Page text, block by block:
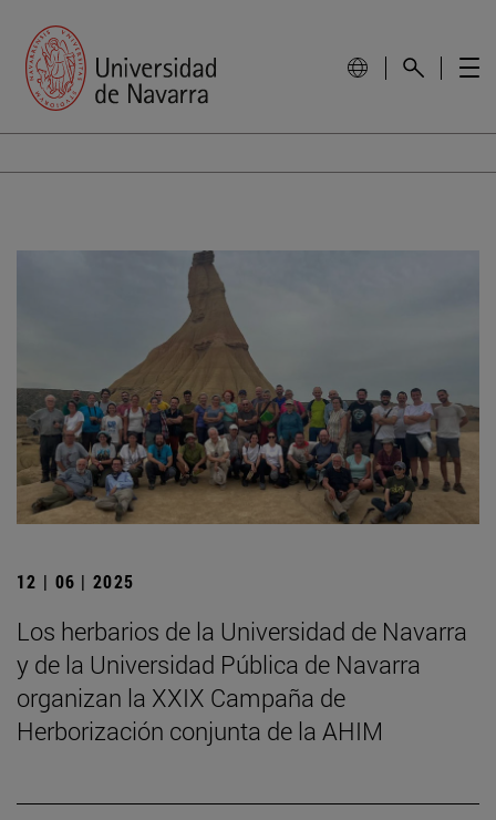
12 | 06 | 2025
Los herbarios de la Universidad de Navarra
y de la Universidad Pública de Navarra
organizan la XXIX Campaña de
Herborización conjunta de la AHIM